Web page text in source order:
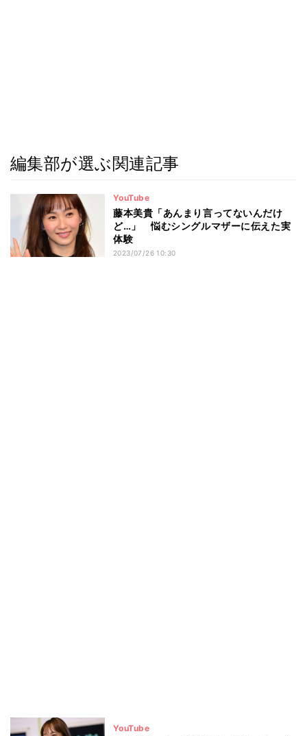
編集部が選ぶ関連記事
YouTube
藤本美貴「あんまり言ってないんだけ
ど…」 悩むシングルマザーに伝えた実
体験
2023/07/26 10:30
YouTube